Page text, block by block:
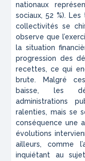
nationaux
sociaux, 52 %).
collectivités se
observe que
la situation
progression des
recettes, ce qui
brute. Malgré
baisse, les
administrations
ralenties, mais se
conséquence une
évolutions
ailleurs, comme
inquiétant au